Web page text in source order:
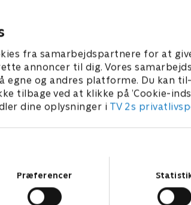
fra samarbejdspartnere for at
annoncer til dig. Vores
og andres platforme. Du kan
tilbage ved at klikke på ’Cookie-
dine oplysninger i TV 2s
Præferencer